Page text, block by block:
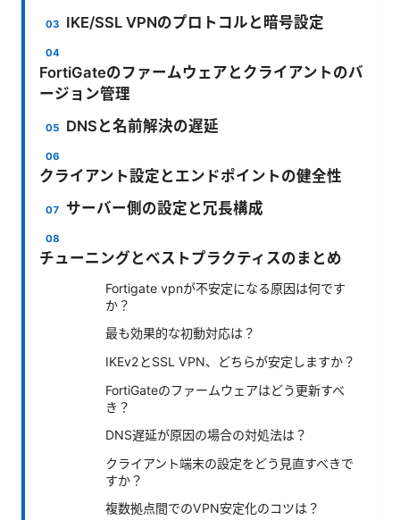
IKE/SSL VPNのプロトコルと暗号設定
FortiGateのファームウェアとクライアントのバ
ージョン管理
DNSと名前解決の遅延
クライアント設定とエンドポイントの健全性
サーバー側の設定と冗長構成
チューニングとベストプラクティスのまとめ
Fortigate vpnが不安定になる原因は何です
か？
最も効果的な初動対応は？
IKEv2とSSL VPN、どちらが安定しますか？
FortiGateのファームウェアはどう更新すべ
き？
DNS遅延が原因の場合の対処法は？
クライアント端末の設定をどう見直すべきで
すか？
複数拠点間でのVPN安定化のコツは？